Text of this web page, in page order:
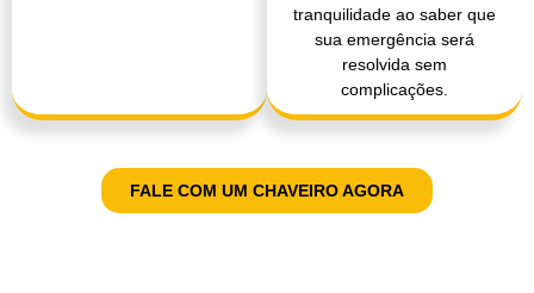
tranquilidade ao saber que
sua emergência será
resolvida sem
complicações.
FALE COM UM CHAVEIRO AGORA